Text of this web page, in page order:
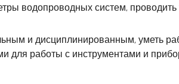
водопроводных систем,
и дисциплинированным, уметь
для работы с инструментами и